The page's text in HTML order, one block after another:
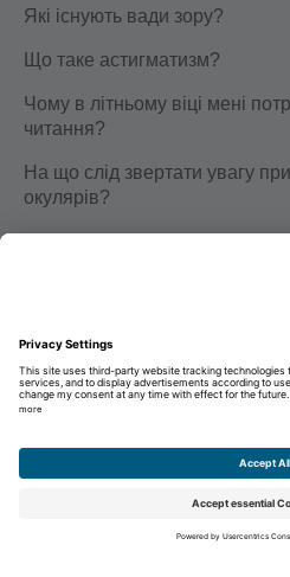
Які існують вади зору?
Що таке астигматизм?
Чому в літньому віці мені
читання?
На що слід звертати увагу
окулярів?
Кар’єра
Небажана заявка